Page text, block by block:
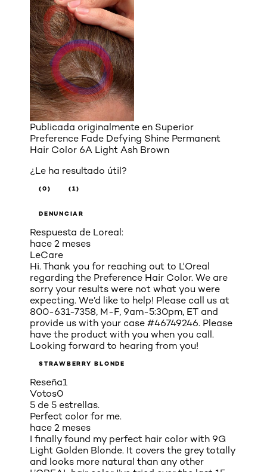
Publicada originalmente en Superior
Preference Fade Defying Shine Permanent
Hair Color 6A Light Ash Brown
¿Le ha resultado útil?
(0) (1)
DENUNCIAR
Respuesta de Loreal:
hace 2 meses
LeCare
Hi. Thank you for reaching out to L'Oreal
regarding the Preference Hair Color. We are
sorry your results were not what you were
expecting. We’d like to help! Please call us at
800-631-7358, M-F, 9am-5:30pm, ET and
provide us with your case #46749246. Please
have the product with you when you call.
Looking forward to hearing from you!
STRAWBERRY BLONDE
Reseña1
Votos0
5 de 5 estrellas.
Perfect color for me.
hace 2 meses
I finally found my perfect hair color with 9G
Light Golden Blonde. It covers the grey totally
and looks more natural than any other